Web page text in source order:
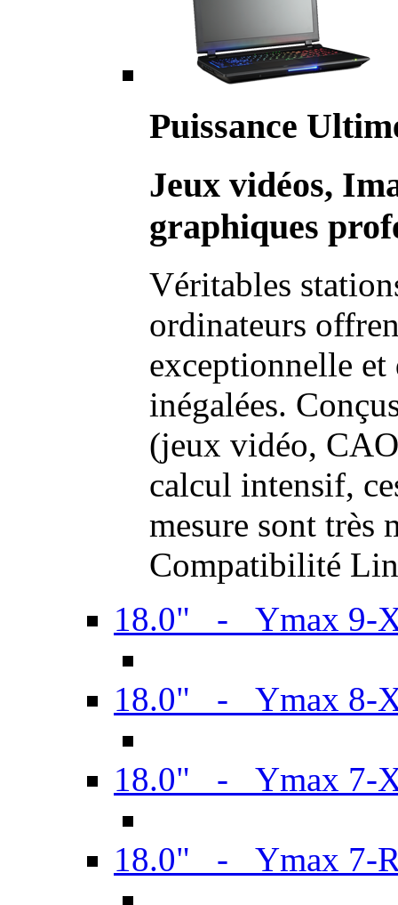
Puissance
Jeux vidéos,
graphiques
Véritables
ordinateurs
exceptionnelle et
inégalées.
(jeux vidéo,
calcul intensif,
mesure sont très
Compatibilité
18.0" - Ymax 9-
18.0" - Ymax 8-
18.0" - Ymax 7-
18.0" - Ymax 7-